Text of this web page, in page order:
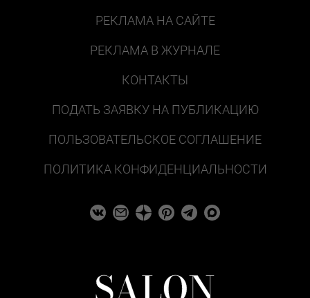
РЕКЛАМА НА САЙТЕ
РЕКЛАМА В ЖУРНАЛЕ
КОНТАКТЫ
ПОДАТЬ ЗАЯВКУ НА ПУБЛИКАЦИЮ
ПОЛЬЗОВАТЕЛЬСКОЕ СОГЛАШЕНИЕ
ПОЛИТИКА КОНФИДЕНЦИАЛЬНОСТИ